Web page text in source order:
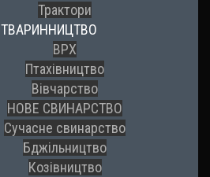
Трактори
ТВАРИННИЦТВО
ВРХ
Птахівництво
Вівчарство
НОВЕ СВИНАРСТВО
Сучасне свинарство
Бджільництво
Козівництво